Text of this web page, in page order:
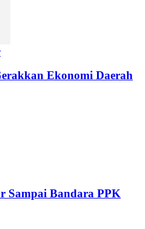
Ekonomi Daerah
Sampai Bandara PPK